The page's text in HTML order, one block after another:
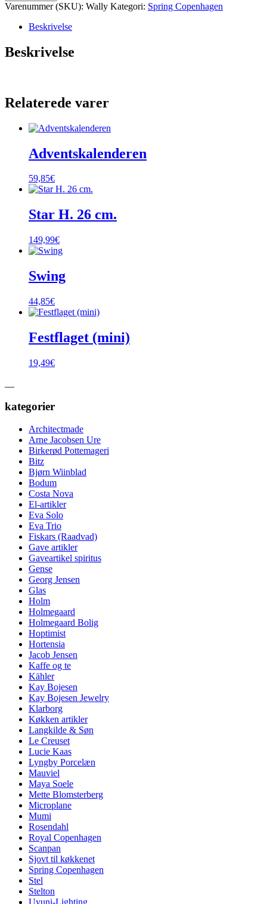
Varenummer (SKU): Wally Kategori: Spring Copenhagen
Beskrivelse
Beskrivelse
Relaterede varer
Adventskalenderen
59,85€
Star H. 26 cm.
149,99€
Swing
44,85€
Festflaget (mini)
19,49€
kategorier
Architectmade
Arne Jacobsen Ure
Birkerød Pottemageri
Bitz
Bjørn Wiinblad
Bodum
Costa Nova
El-artikler
Eva Solo
Eva Trio
Fiskars (Raadvad)
Gave artikler
Gaveartikel spiritus
Gense
Georg Jensen
Glas
Holm
Holmegaard
Holmegaard Bolig
Hoptimist
Hortensia
Jacob Jensen
Kaffe og te
Kähler
Kay Bojesen
Kay Bojesen Jewelry
Klarborg
Køkken artikler
Langkilde & Søn
Le Creuset
Lucie Kaas
Lyngby Porcelæn
Mauviel
Maya Soele
Mette Blomsterberg
Microplane
Mumi
Rosendahl
Royal Copenhagen
Scanpan
Sjovt til køkkenet
Spring Copenhagen
Stel
Stelton